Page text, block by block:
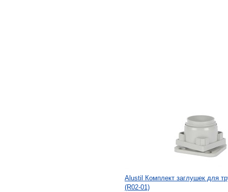
Alustil Комплект заглушек для
(R02-01)